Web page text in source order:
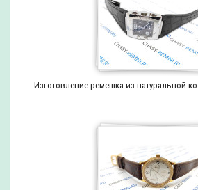
Изготовление ремешка из натуральной